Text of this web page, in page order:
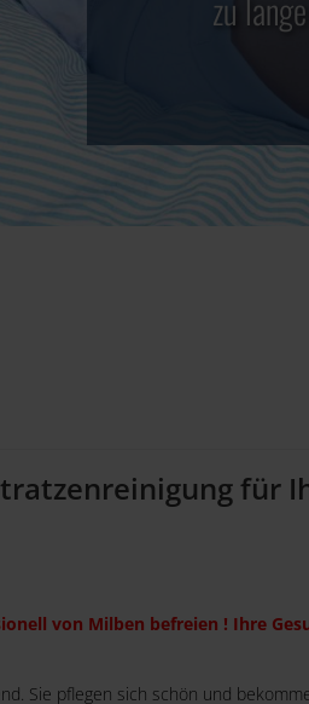
für
von Milben befreien ! Ihre
Sie pflegen sich schön und